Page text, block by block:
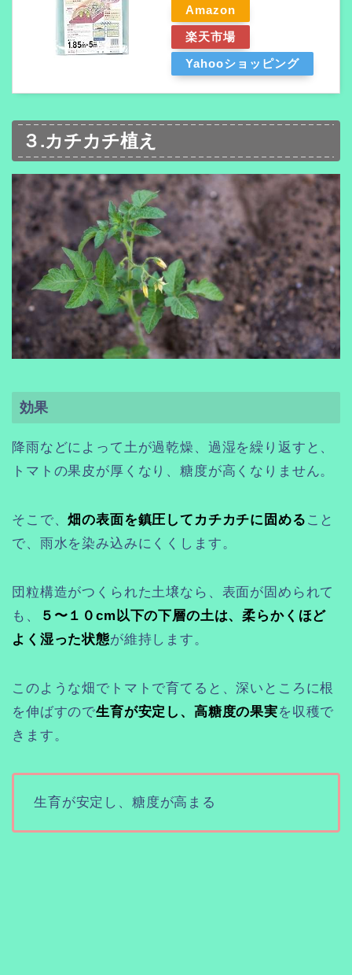
Amazon
楽天市場
Yahooショッピング
３.カチカチ植え
効果
降雨などによって土が過乾燥、過湿を繰り返すと、
トマトの果皮が厚くなり、糖度が高くなりません。
そこで、畑の表面を鎮圧してカチカチに固める こと
で、雨水を染み込みにくくします。
団粒構造がつくられた土壌なら、表面が固められて
も、
５〜１０cm以下の下層の土は、柔らかくほど
よく湿った状態が維持します。
このような畑でトマトで育てると、深いところに根
を伸ばすので生育が安定し、高糖度の果実を収穫で
きます。
生育が安定し、糖度が高まる